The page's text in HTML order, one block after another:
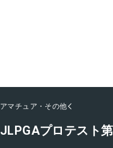
アマチュア・その他
JLPGAプロテスト